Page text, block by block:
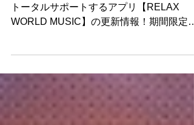
”おはようからおやすみまで”あなたの一日
トータルサポートするアプリ【RELAX
レイリストや浜崎美保によるラジオ
ツなど、癒しが詰まったアプリの情報満載